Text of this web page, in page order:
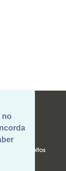
no
seus Direitos